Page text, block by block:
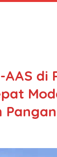
AAS
Pangan